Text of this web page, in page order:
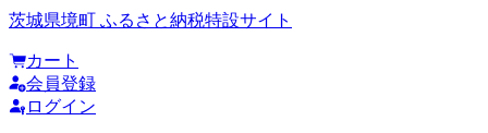
茨城県境町 ふるさと納税特設サイト
カート
会員登録
ログイン